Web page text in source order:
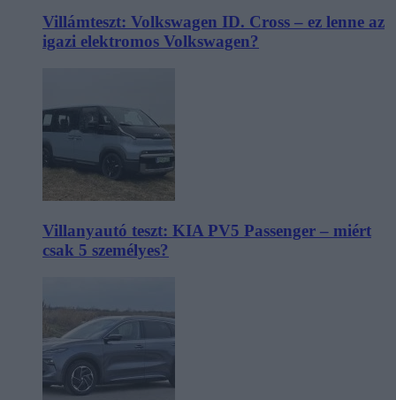
Villámteszt: Volkswagen ID. Cross – ez lenne az
igazi elektromos Volkswagen?
Villanyautó teszt: KIA PV5 Passenger – miért
csak 5 személyes?